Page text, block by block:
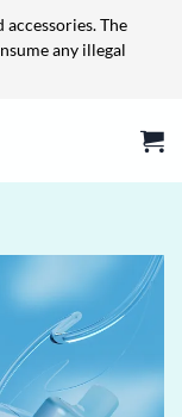
accessories. The
any illegal